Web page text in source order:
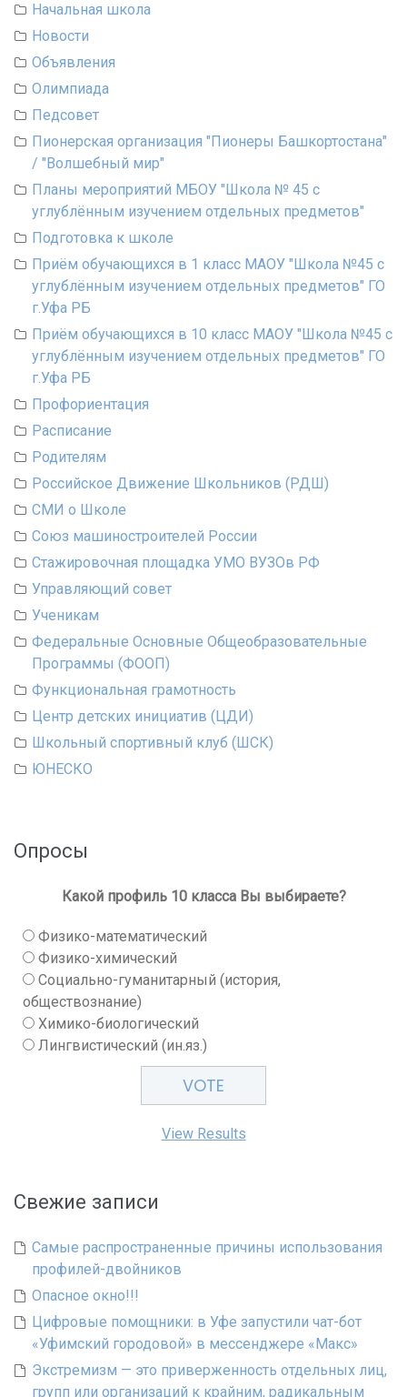
Начальная школа
Новости
Объявления
Олимпиада
Педсовет
Пионерская организация "Пионеры Башкортостана"
/ "Волшебный мир"
Планы мероприятий МБОУ "Школа № 45 с
углублённым изучением отдельных предметов"
Подготовка к школе
Приём обучающихся в 1 класс МАОУ "Школа №45 с
углублённым изучением отдельных предметов" ГО
г.Уфа РБ
Приём обучающихся в 10 класс МАОУ "Школа №45 с
углублённым изучением отдельных предметов" ГО
г.Уфа РБ
Профориентация
Расписание
Родителям
Российское Движение Школьников (РДШ)
СМИ о Школе
Союз машиностроителей России
Стажировочная площадка УМО ВУЗОв РФ
Управляющий совет
Ученикам
Федеральные Основные Общеобразовательные
Программы (ФООП)
Функциональная грамотность
Центр детских инициатив (ЦДИ)
Школьный спортивный клуб (ШСК)
ЮНЕСКО
Опросы
Какой профиль 10 класса Вы выбираете?
Физико-математический
Физико-химический
Социально-гуманитарный (история,
обществознание)
Химико-биологический
Лингвистический (ин.яз.)
View Results
Свежие записи
Самые распространенные причины использования
профилей-двойников
Опасное окно!!!
Цифровые помощники: в Уфе запустили чат-бот
«Уфимский городовой» в мессенджере «Макс»
Экстремизм — это приверженность отдельных лиц,
групп или организаций к крайним, радикальным